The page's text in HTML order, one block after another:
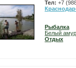
Тел: +7
Рыбалка
Белый амур
Отдых